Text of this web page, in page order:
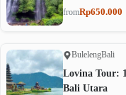
fromRp650.000
BulelengBali
Lovina Tour:
Bali Utara